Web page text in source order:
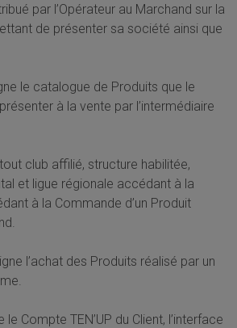
par l’Opérateur au Marchand sur la
de présenter sa société ainsi que
le catalogue de Produits que le
à la vente par l’intermédiaire
club affilié, structure habilitée,
et ligue régionale accédant à la
à la Commande d’un Produit
l’achat des Produits réalisé par un
le Compte TEN’UP du Client, l’interface